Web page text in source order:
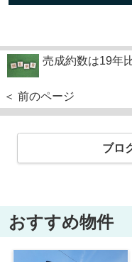
売成約数は19年
＜ 前のページ
ブロ
おすすめ物件